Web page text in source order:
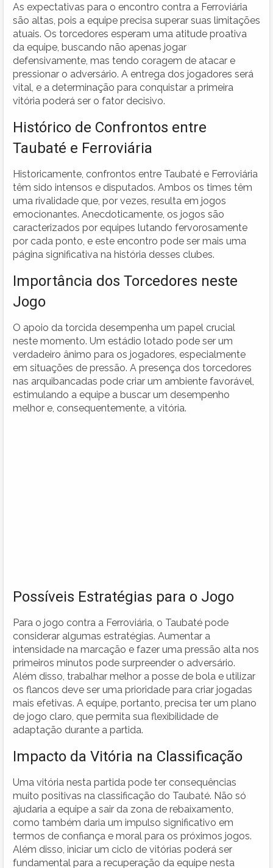
As expectativas para o encontro contra a Ferroviária
são altas, pois a equipe precisa superar suas limitações
atuais. Os torcedores esperam uma atitude proativa
da equipe, buscando não apenas jogar
defensivamente, mas tendo coragem de atacar e
pressionar o adversário. A entrega dos jogadores será
vital, e a determinação para conquistar a primeira
vitória poderá ser o fator decisivo.
Histórico de Confrontos entre
Taubaté e Ferroviária
Historicamente, confrontos entre Taubaté e Ferroviária
têm sido intensos e disputados. Ambos os times têm
uma rivalidade que, por vezes, resulta em jogos
emocionantes. Anecdoticamente, os jogos são
caracterizados por equipes lutando fervorosamente
por cada ponto, e este encontro pode ser mais uma
página significativa na história desses clubes.
Importância dos Torcedores neste
Jogo
O apoio da torcida desempenha um papel crucial
neste momento. Um estádio lotado pode ser um
verdadeiro ânimo para os jogadores, especialmente
em situações de pressão. A presença dos torcedores
nas arquibancadas pode criar um ambiente favorável,
estimulando a equipe a buscar um desempenho
melhor e, consequentemente, a vitória.
Possíveis Estratégias para o Jogo
Para o jogo contra a Ferroviária, o Taubaté pode
considerar algumas estratégias. Aumentar a
intensidade na marcação e fazer uma pressão alta nos
primeiros minutos pode surpreender o adversário.
Além disso, trabalhar melhor a posse de bola e utilizar
os flancos deve ser uma prioridade para criar jogadas
mais efetivas. A equipe, portanto, precisa ter um plano
de jogo claro, que permita sua flexibilidade de
adaptação durante a partida.
Impacto da Vitória na Classificação
Uma vitória nesta partida pode ter consequências
muito positivas na classificação do Taubaté. Não só
ajudaria a equipe a sair da zona de rebaixamento,
como também daria um impulso significativo em
termos de confiança e moral para os próximos jogos.
Além disso, iniciar um ciclo de vitórias poderá ser
fundamental para a recuperação da equipe nesta